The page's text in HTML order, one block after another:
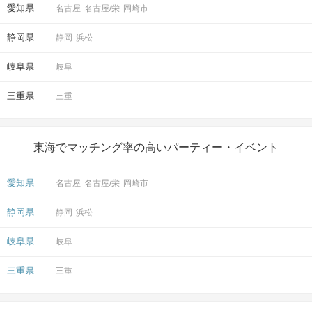
愛知県 名古屋 名古屋/栄 岡崎市
静岡県 静岡 浜松
岐阜県 岐阜
三重県 三重
東海でマッチング率の高いパーティー・イベント
愛知県 名古屋 名古屋/栄 岡崎市
静岡県 静岡 浜松
岐阜県 岐阜
三重県 三重